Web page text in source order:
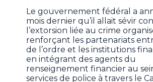
Le gouvernement fédéral a
mois dernier qu’il allait sévir
l’extorsion liée au crime
renforçant les partenariats
de l’ordre et les institutions
en intégrant des agents du
renseignement financier au
services de police à travers le